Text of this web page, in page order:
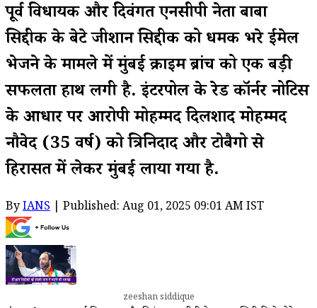
पूर्व विधायक और दिवंगत एनसीपी नेता बाबा
सिद्दीकी के बेटे जीशान सिद्दीकी को धमकी भरे ईमेल
भेजने के मामले में मुंबई क्राइम ब्रांच को एक बड़ी
सफलता हाथ लगी है. इंटरपोल के रेड कॉर्नर नोटिस
के आधार पर आरोपी मोहम्मद दिलशाद मोहम्मद
नौवेद (35 वर्ष) को त्रिनिदाद और टोबैगो से
हिरासत में लेकर मुंबई लाया गया है.
ByIANS | Published: Aug 01, 2025 09:01 AM IST
zeeshan siddique